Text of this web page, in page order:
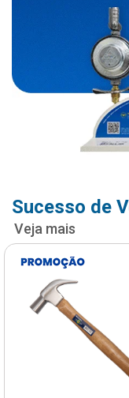
Sucesso de
Veja mais